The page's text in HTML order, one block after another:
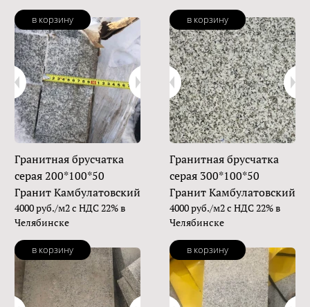
в корзину в корзину
Гранитная брусчатка
серая 200*100*50
Гранит Камбулатовский
4000 руб./м2 с НДС 22% в
Челябинске
в корзину
Гранитная брусчатка
серая 300*100*50
Гранит Камбулатовский
4000 руб./м2 с НДС 22% в
Челябинске
в корзину